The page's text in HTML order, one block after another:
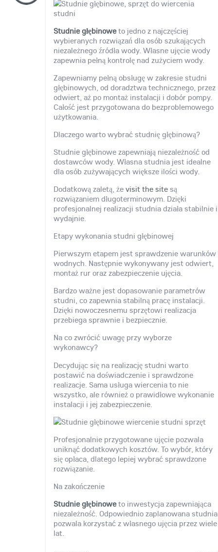
Studnie głębinoweto jedno z najczęściej
wybieranych rozwiązań dla osób szukających
niezależnego źródła wody. Własne ujęcie wody
zapewnia pełną kontrolę nad zużyciem wody.
Zapewniamy pełną obsługę w zakresie studni
głębinowych, od doradztwa technicznego, przez
odwiert, aż po montaż instalacji i dobór pompy.
Całość jest przygotowana do bezproblemowego
użytkowania.
Dlaczego warto wybrać studnię głębinową?
Studnie głębinowe zapewniają niezależność od
dostawców wody. Własna studnia jest idealne
dla osób zużywających większe ilości wody.
Dodatkową zaletą, że visit the site są
rozwiązaniem długoterminowym. Dzięki
profesjonalnej realizacji studnia działa stabilnie i
wydajnie.
Etapy wykonania studni głębinowej
Pierwszym etapem jest sprawdzenie warunków
wodnych. Następnie wykonywany jest odwiert,
montaż rur oraz zabezpieczenie ujęcia.
Bardzo ważne jest dopasowanie parametrów
studni, co zapewnia stabilną pracę instalacji.
Dzięki nowoczesnemu sprzętowi realizacja
przebiega sprawnie i bezpiecznie.
Na co zwrócić uwagę przy wyborze
wykonawcy?
Decydując się na realizację studni warto
postawić na doświadczenie i sprawdzone
realizacje. Sama usługa wiercenia to nie
wszystko, ale również o prawidłowe wykonanie
instalacji i jej zabezpieczenie.
Profesjonalnie przygotowane ujęcie pozwala
uniknąć dodatkowych kosztów. To wybór, który
się opłaca, dlatego lepiej wybrać sprawdzone
rozwiązanie.
Na zakończenie
Studnie głębinoweto inwestycja zapewniająca
niezależność. Odpowiednio zaplanowana studnia
pozwala korzystać z własnego ujęcia przez wiele
lat.